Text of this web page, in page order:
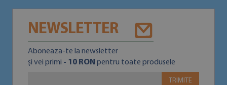
NEWSLETTER
Aboneaza-te la newsletter
și vei primi - 10 RON pentru toate produsele
TRIMITE